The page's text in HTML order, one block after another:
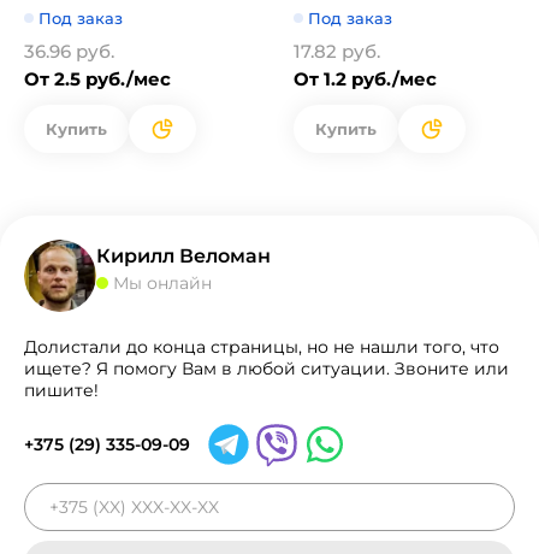
Под заказ
36.96 руб.
От 2.5 руб./мес
Купить
Под заказ
17.82 руб.
От 1.2 руб./мес
Купить
Кирилл Веломан
Мы онлайн
Долистали до конца страницы, но не нашли того, что
ищете? Я помогу Вам в любой ситуации. Звоните или
пишите!
+375 (29) 335-09-09